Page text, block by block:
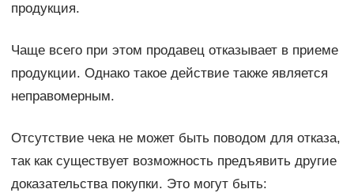
продукция.
Чаще всего при этом продавец отказывает в приеме
продукции. Однако такое действие также является
неправомерным.
Отсутствие чека не может быть поводом для отказа,
так как существует возможность предъявить другие
доказательства покупки. Это могут быть: